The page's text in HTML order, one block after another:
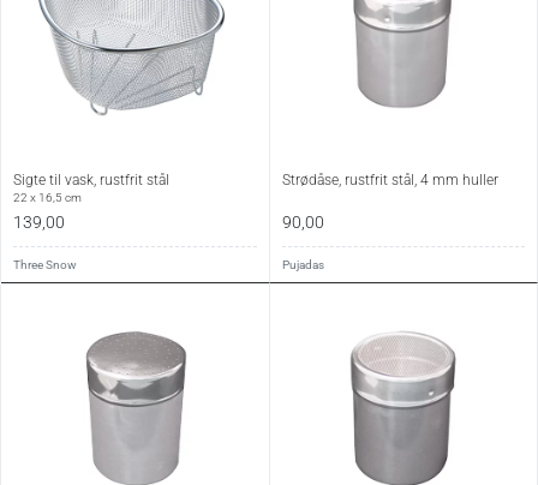
Sigte til vask, rustfrit stål
22 x 16,5 cm
139,00
Three Snow
Strødåse, rustfrit stål, 4 mm huller
90,00
Pujadas